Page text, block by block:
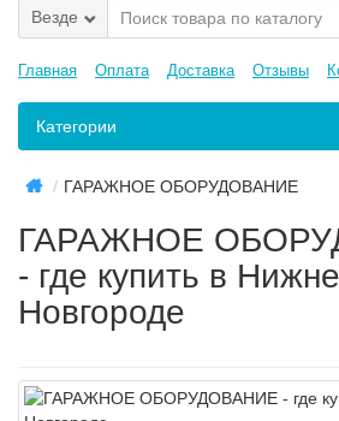
Везде
Главная Оплата Доставка Отзывы
Категории
ГАРАЖНОЕ ОБОРУДОВАНИЕ
ГАРАЖНОЕ
- где купить в
Новгороде